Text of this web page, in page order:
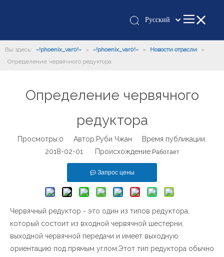
Pусский
românesc
한국어
Italiano
Deutsch
Português
Español
Français
العربية
English
Español
简体中文
Вы здесь: ~!phoenix_var0!~ » ~!phoenix_var0!~ » Новости отрасли
»
Определение червячного редуктора
Определение червячного
редуктора
Просмотры:0 Автор:Руби Чжан Время публикации:
2018-02-01 Происхождение: Работает
Запрос цены
Червячный редуктор - это один из типов редуктора,
который состоит из входной червячной шестерни,
выходной червячной передачи и имеет выходную
ориентацию под прямым углом.Этот тип редуктора обычно